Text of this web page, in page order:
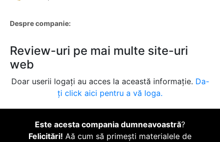
Despre companie:
Review-uri pe mai multe site-uri
web
Doar userii logați au acces la această informație. Da-
ți click aici pentru a vă loga.
Este acesta compania dumneavoastră?
Felicitări! Aă cum să primești materialele de